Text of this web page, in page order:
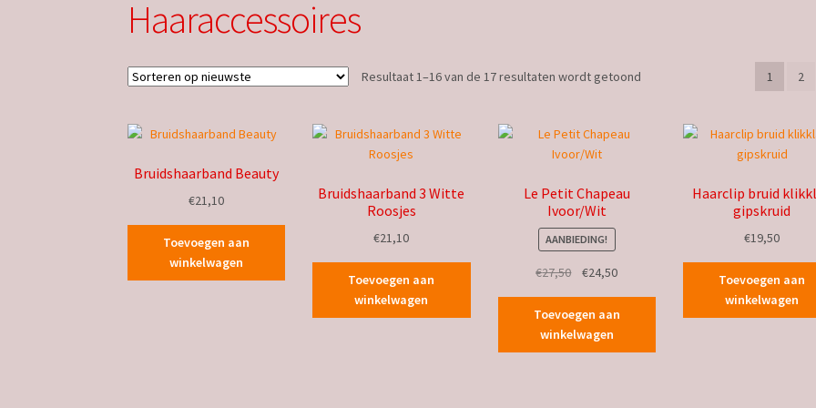
Haaraccessoires
Resultaat 1–16 van de 17 resultaten wordt getoond 1 2
Bruidshaarband Beauty
€21,10
Toevoegen aan
winkelwagen
Bruidshaarband 3 Witte
Roosjes
€21,10
Toevoegen aan
winkelwagen
Le Petit Chapeau
Ivoor/Wit
AANBIEDING!
€27,50
Oorspronkelijke
was:
€27,50.
€24,50Huidige
is:
Toevoegen aan
winkelwagen
Haarclip bruid
gipskruid
€19,50
Toevoegen aan
winkelwagen